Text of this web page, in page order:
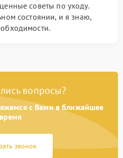
советы по уходу.
состоянии, и я знаю,
вопросы?
с Вами в ближайшее
время
звонок